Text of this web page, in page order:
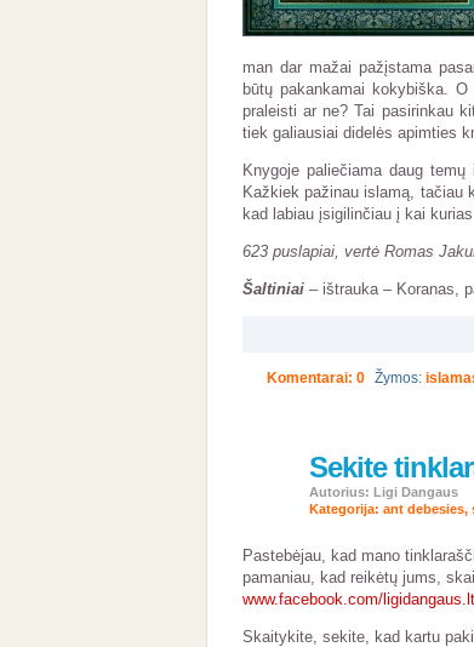
man dar mažai pažįstama
būtų pakankamai kokybiška.
praleisti ar ne? Tai pasirinkau
tiek galiausiai didelės apimties
Knygoje paliečiama daug
Kažkiek pažinau islamą, tačiau
kad labiau įsigilinčiau į kai
623 puslapiai, vertė Romas
Šaltiniai– ištrauka – Koranas,
Komentarai: 0 Žymos:
Sekite
Autorius: Ligi Dangaus
Kategorija: ant debesies,
Pastebėjau, kad mano
pamaniau, kad reikėtų jums,
www.facebook.com/ligidangaus.lt
Skaitykite, sekite, kad kartu